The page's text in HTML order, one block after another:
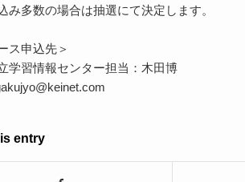
み多数の場合は抽選にて決定します。
ス申込先＞
学習情報センター担当：木田博
entry